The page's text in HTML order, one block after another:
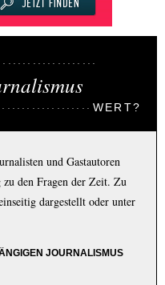
WERT?
und Gastautoren
den Fragen der Zeit. Zu
dargestellt oder unter
JOURNALISMUS